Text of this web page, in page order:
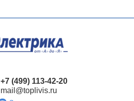
+7 (499) 113-42-20
mail@toplivis.ru